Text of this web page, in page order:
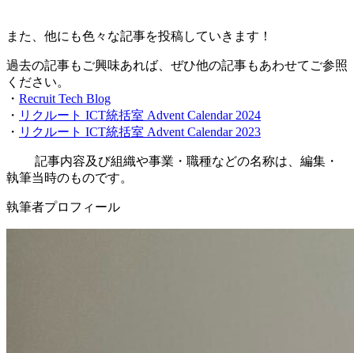
また、他にも色々な記事を投稿していきます！
過去の記事もご興味あれば、ぜひ他の記事もあわせてご参照
ください。
・ Recruit Tech Blog
・ リクルート ICT統括室 Advent Calendar 2024
・ リクルート ICT統括室 Advent Calendar 2023
記事内容及び組織や事業・職種などの名称は、編集・
執筆当時のものです。
執筆者プロフィール